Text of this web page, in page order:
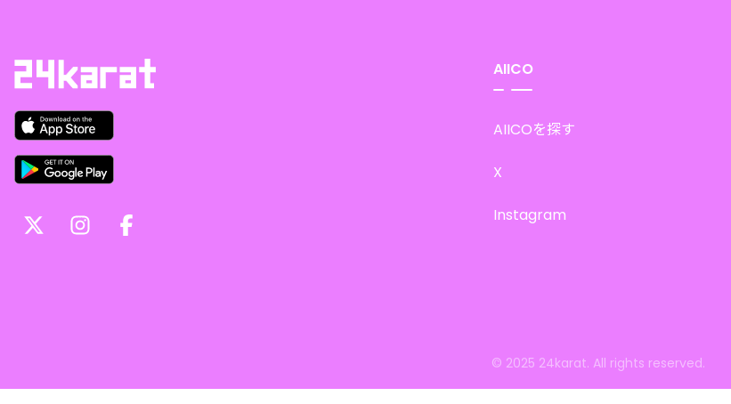
AIICO
AIICOを探す
X
Instagram
© 2025 24karat. All rights reserved.